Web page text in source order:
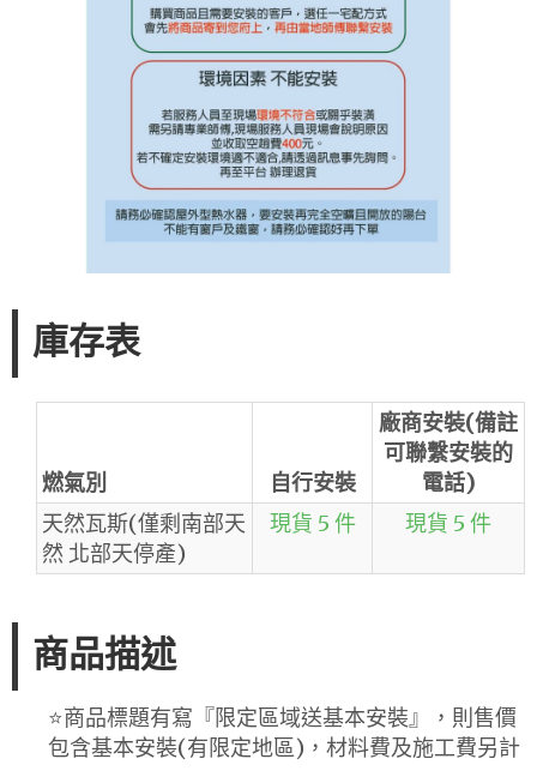
庫存表
燃氣別 自行安裝
廠商安裝(備註
可聯繫安裝的
電話)
天然瓦斯(僅剩南部天
然 北部天停產)
現貨 5 件 現貨 5 件
商品描述
⭐️商品標題有寫『限定區域送基本安裝』，則售價
包含基本安裝(有限定地區)，材料費及施工費另計